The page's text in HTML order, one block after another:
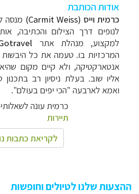
אודות הכותבת
כרמית וייס (Carmit Weiss)
מנסה
לנופים דרך הצילום והכתיבה,
למקצוע, מנהלת אתר
המרכזיות בו. טעמה את כל
אנטארקטיקה, ולא קיים מקום
אליו שוב. בעלת ניסיון רב בתכנון
ואמא לארבעה "הכי יפים בעולם".
כרמית עונה
תיירות
לקריאת כתבות
ההצעות שלנו לטיולים וחופשות